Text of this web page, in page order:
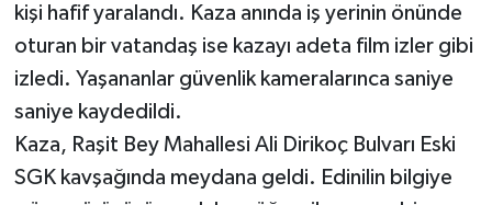
kişi hafif yaralandı. Kaza anında iş yerinin önünde
oturan bir vatandaş ise kazayı adeta film izler gibi
izledi. Yaşananlar güvenlik kameralarınca saniye
saniye kaydedildi.
Kaza, Raşit Bey Mahallesi Ali Dirikoç Bulvarı Eski
SGK kavşağında meydana geldi. Edinilin bilgiye